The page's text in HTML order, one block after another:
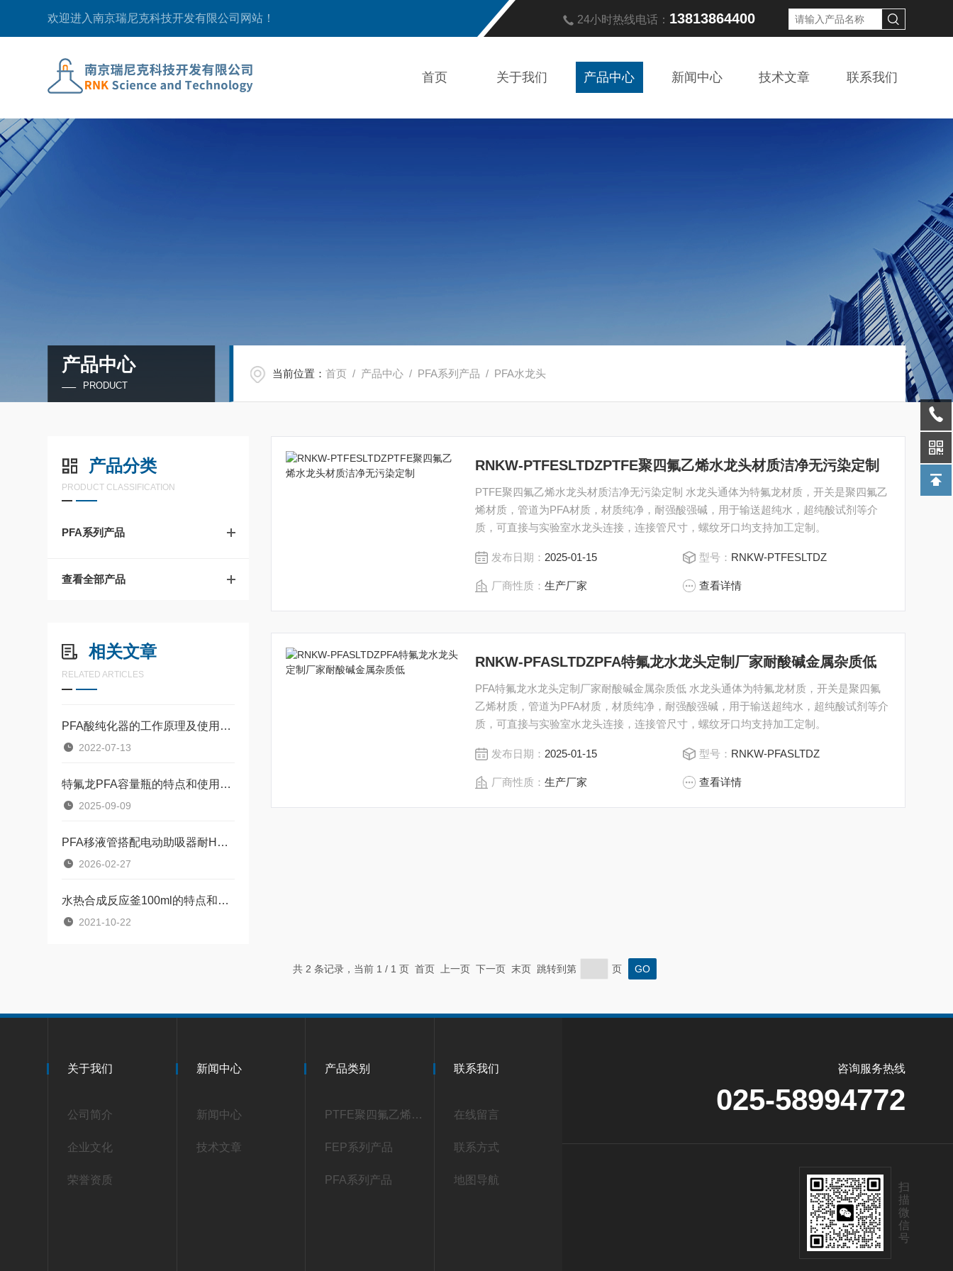
欢迎进入南京瑞尼克科技开发有限公司网站！ 24小时热线电话： 13813864400
首页 关于我们 产品中心 新闻中心 技术文章 联系我们
产品中心
PRODUCT
当前位置：首页 / 产品中心 / PFA系列产品 / PFA水龙头
产品分类
PRODUCT CLASSIFICATION
PFA系列产品
查看全部产品
相关文章
RELATED ARTICLES
PFA酸纯化器的工作原理及使用注意事项
2022-07-13
特氟龙PFA容量瓶的特点和使用方法
2025-09-09
PFA移液管搭配电动助吸器耐HF酸高纯移液系统无金属污染
2026-02-27
水热合成反应釜100ml的特点和操作方法你晓得吗？
2021-10-22
RNKW-PTFESLTDZPTFE聚四氟乙烯水龙头材质洁净无污染定制
PTFE聚四氟乙烯水龙头材质洁净无污染定制 水龙头通体为特氟龙材质，开关是聚四氟乙
烯材质，管道为PFA材质，材质纯净，耐强酸强碱，用于输送超纯水，超纯酸试剂等介
质，可直接与实验室水龙头连接，连接管尺寸，螺纹牙口均支持加工定制。
发布日期： 2025-01-15 型号： RNKW-PTFESLTDZ
厂商性质：生产厂家 查看详情
RNKW-PFASLTDZPFA特氟龙水龙头定制厂家耐酸碱金属杂质低
PFA特氟龙水龙头定制厂家耐酸碱金属杂质低 水龙头通体为特氟龙材质，开关是聚四氟
乙烯材质，管道为PFA材质，材质纯净，耐强酸强碱，用于输送超纯水，超纯酸试剂等介
质，可直接与实验室水龙头连接，连接管尺寸，螺纹牙口均支持加工定制。
发布日期： 2025-01-15 型号： RNKW-PFASLTDZ
厂商性质：生产厂家 查看详情
共 2 条记录，当前 1 / 1 页 首页 上一页 下一页 末页 跳转到第 页
关于我们
公司简介
企业文化
荣誉资质
新闻中心
新闻中心
技术文章
产品类别
PTFE聚四氟乙烯系列产品
FEP系列产品
PFA系列产品
联系我们
在线留言
联系方式
地图导航
咨询服务热线
025-58994772
扫
描
微
信
号